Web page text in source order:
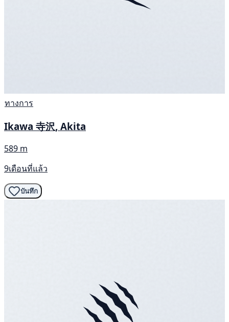
ทางการ
Ikawa 寺沢, Akita
589 m
9เดือนที่แล้ว
บันทึก